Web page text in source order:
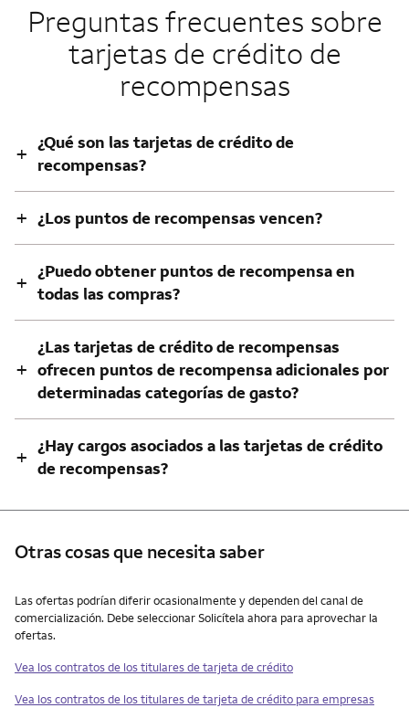
Preguntas frecuentes sobre
tarjetas de crédito de
recompensas
+ ¿Qué son las tarjetas de crédito de
recompensas?
+ ¿Los puntos de recompensas vencen?
+ ¿Puedo obtener puntos de recompensa en
todas las compras?
+
¿Las tarjetas de crédito de recompensas
ofrecen puntos de recompensa adicionales por
determinadas categorías de gasto?
+ ¿Hay cargos asociados a las tarjetas de crédito
de recompensas?
Otras cosas que necesita saber
Otras cosas que necesita saber
Las ofertas podrían diferir ocasionalmente y dependen del canal de
comercialización. Debe seleccionar Solicítela ahora para aprovechar la
ofertas.
Vea los contratos de los titulares de tarjeta de crédito
Vea los contratos de los titulares de tarjeta de crédito para empresas